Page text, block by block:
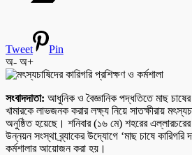
Tweet
Pin
অ- অ+
সংবাদদাতা: আধুনিক ও বৈজ্ঞানিক পদ্ধতিতে মাছ
খামারকে লাভজনক করার লক্ষ্য নিয়ে সাতক্ষীরায়
অনুষ্ঠিত হয়েছে। শনিবার (১৬ মে) শহরের এল্লারচরের
উন্নয়ন সংস্থা ব্র্যাকের উদ্যোগে ‘মাছ চাষে কারিগরি
কর্মশালার আয়োজন করা হয়।